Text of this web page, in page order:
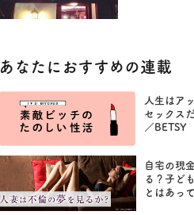
あなたにおすすめの連載
人生はア
セックス
／BETSY
自宅の現
る？子ど
とはあっ